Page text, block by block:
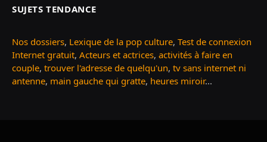
SUJETS TENDANCE
Nos dossiers, Lexique de la pop culture, Test de connexion
Internet gratuit, Acteurs et actrices, activités à faire en
couple, trouver l'adresse de quelqu'un, tv sans internet ni
antenne, main gauche qui gratte, heures miroir...